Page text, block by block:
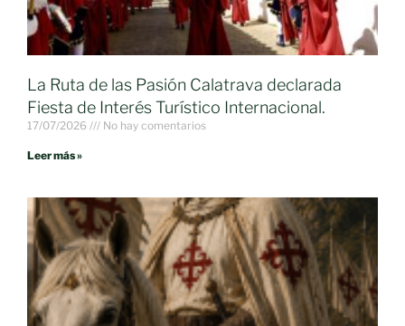
La Ruta de las Pasión Calatrava declarada
Fiesta de Interés Turístico Internacional.
17/07/2026 No hay comentarios
Leer más »